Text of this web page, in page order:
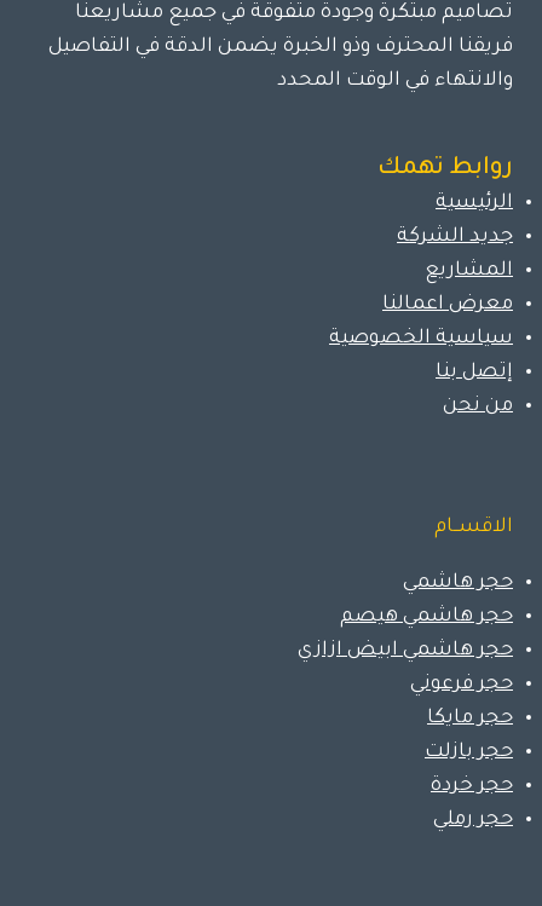
تصاميم مبتكرة وجودة متفوقة في جميع مشاريعنا
فريقنا المحترف وذو الخبرة يضمن الدقة في التفاصيل
والانتهاء في الوقت المحدد
روابط تهمك
الرئيسية
جديد الشركة
المشاريع
معرض اعمالنا
سياسية الخصوصية
إتصل بنا
من نحن
الاقســام
حجر هاشمي
حجر هاشمي هيصم
حجر هاشمي ابيض ازازي
حجر فرعوني
حجر مايكا
حجر بازلت
حجر خردة
حجر رملي